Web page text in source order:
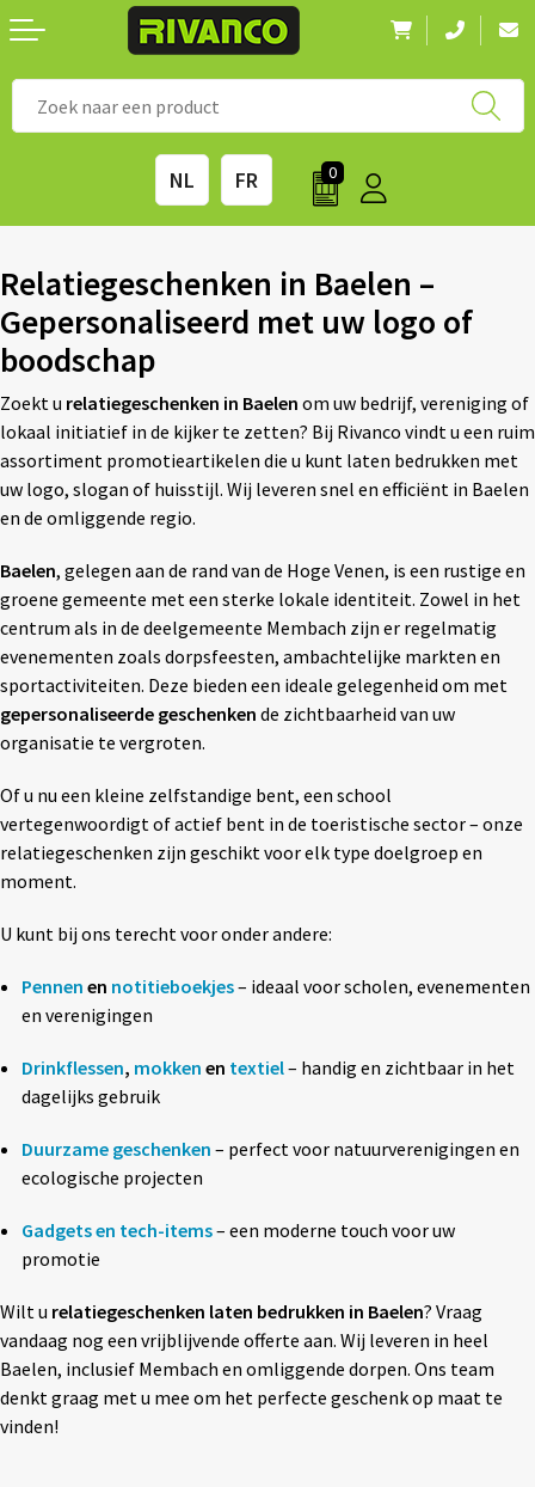
NL FR 0
Kinderen & spellen
Outdoor & vrije tijd
Technologie & Accessoires
Tassen
Wonen
◼ Eco-producten
◼ Seizoenen
◼ Feestdagen
◼ Festival & Events
◼ Thuiswerken
Relatiegeschenken in Baelen –
Gepersonaliseerd met uw logo of
boodschap
Zoekt u relatiegeschenken in Baelen om uw bedrijf, vereniging of
lokaal initiatief in de kijker te zetten? Bij Rivanco vindt u een ruim
assortiment promotieartikelen die u kunt laten bedrukken met
uw logo, slogan of huisstijl. Wij leveren snel en efficiënt in Baelen
en de omliggende regio.
Baelen, gelegen aan de rand van de Hoge Venen, is een rustige en
groene gemeente met een sterke lokale identiteit. Zowel in het
centrum als in de deelgemeente Membach zijn er regelmatig
evenementen zoals dorpsfeesten, ambachtelijke markten en
sportactiviteiten. Deze bieden een ideale gelegenheid om met
gepersonaliseerde geschenken de zichtbaarheid van uw
organisatie te vergroten.
Of u nu een kleine zelfstandige bent, een school
vertegenwoordigt of actief bent in de toeristische sector – onze
relatiegeschenken zijn geschikt voor elk type doelgroep en
moment.
U kunt bij ons terecht voor onder andere:
Pennen en notitieboekjes– ideaal voor scholen, evenementen
en verenigingen
Drinkflessen, mokken en textiel– handig en zichtbaar in het
dagelijks gebruik
Duurzame geschenken – perfect voor natuurverenigingen en
ecologische projecten
Gadgets en tech-items– een moderne touch voor uw
promotie
Wilt u relatiegeschenken laten bedrukken in Baelen? Vraag
vandaag nog een vrijblijvende offerte aan. Wij leveren in heel
Baelen, inclusief Membach en omliggende dorpen. Ons team
denkt graag met u mee om het perfecte geschenk op maat te
vinden!